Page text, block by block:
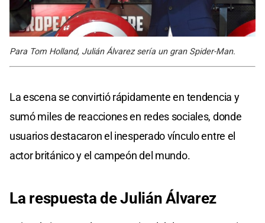
Para Tom Holland, Julián Álvarez sería un gran Spider-Man.
La escena se convirtió rápidamente en tendencia y
sumó miles de reacciones en redes sociales, donde
usuarios destacaron el inesperado vínculo entre el
actor británico y el campeón del mundo.
La respuesta deJulián Álvarez